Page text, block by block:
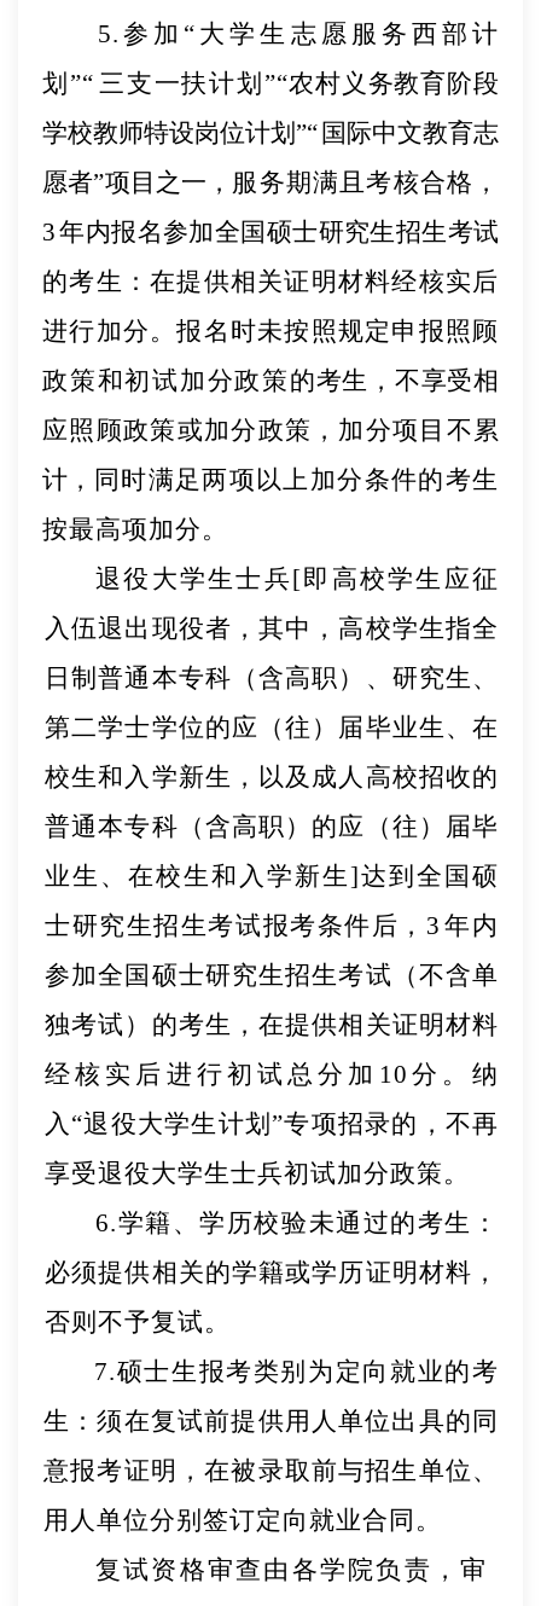
5.参加“大学生志愿服务西部计
划”“ 三支一扶计划 ”“农村义务教育阶段
学校教师特设岗位计划 ”“ 国际中文教育志
愿者”项目之一， 服务期满 且考核合格 ，
3年内报名参加全国硕士研究生招生考试
的考生 ： 在提供相关证明材料经核实后
进行加分。报名时未按照规定申报照顾
政策和初试加分政策的考生，不享受相
应照顾政策或加分政策，加分项目不累
计， 同时满足两项以上加分条件的考生
按最高项加分。
退役大学生士兵[即高校学生应征
入伍退出现役者，其中，高校学生指全
日制普通本专科（含高职）、研究生、
第二学士学位的应（往）届毕业生、在
校生和入学新生，以及成人高校招收的
普通本专科（含高职）的应（往）届毕
业生、在校生和入学新生]达到全国硕
士研究生招生考试报考条件后， 3 年内
参加全国硕士研究生招生考试 （不含单
独考试 ） 的考生，在提供相关证明材料
经核实后进行初试总分 加 10 分。纳
入 “退役大学生计划”专项招录的，不再
享受退役大学生士兵初试加分政策。
6.学籍、学历校验未通过的考生 ：
必须提供相关的学籍或学历证明材料，
否则不予复试。
7.硕士生报考类别为定向就业的考
生：须在复试前提供用人单位出具的同
意报考证明，在被录取前与招生单位、
用人单位分别签订定向就业合同。
复试资格审查由各学院负责，审